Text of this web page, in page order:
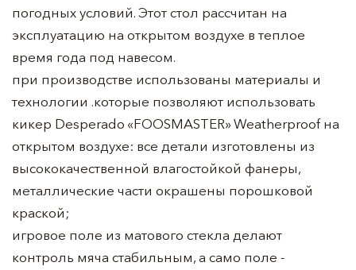
погодных условий. Этот стол рассчитан на
эксплуатацию на открытом воздухе в теплое
время года под навесом.
при производстве использованы материалы и
технологии .которые позволяют использовать
кикер Desperado «FOOSMASTER» Weatherproof на
открытом воздухе: все детали изготовлены из
высококачественной влагостойкой фанеры,
металлические части окрашены порошковой
краской;
игровое поле из матового стекла делают
контроль мяча стабильным, а само поле -